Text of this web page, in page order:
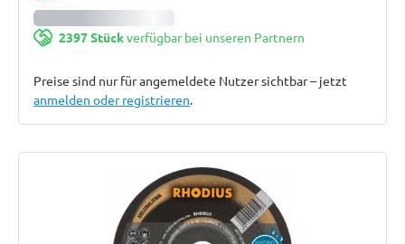
2397 Stückverfügbar bei unseren Partnern
Preise sind nur für angemeldete Nutzer sichtbar – jetzt
anmelden oder registrieren.